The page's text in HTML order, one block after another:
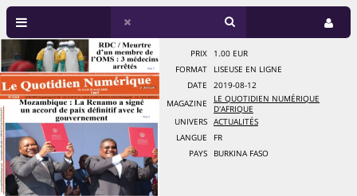
PRIX
1.00 EUR
FORMAT
LISEUSE EN LIGNE
DATE
2019-08-12
MAGAZINE
LE QUOTIDIEN NUMÉRIQUE
D'AFRIQUE
UNIVERS
ACTUALITÉS
LANGUE
FR
PAYS
BURKINA FASO